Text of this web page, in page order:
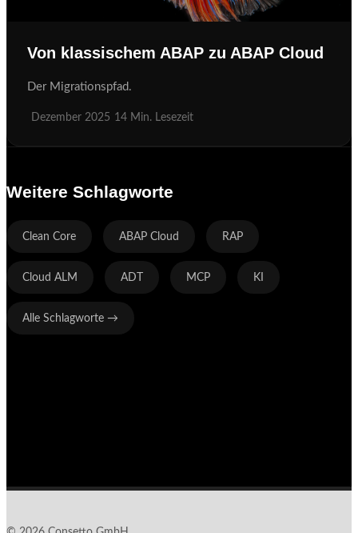
Von klassischem ABAP zu ABAP Cloud
Der Migrationspfad.
Dezember 2025 14 Min. Lesezeit
Weitere Schlagworte
Clean Core ABAP Cloud RAP
Cloud ALM ADT MCP KI
Alle Schlagworte →